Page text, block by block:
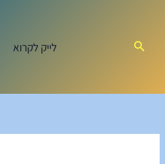
חיפוש לייק לקרוא